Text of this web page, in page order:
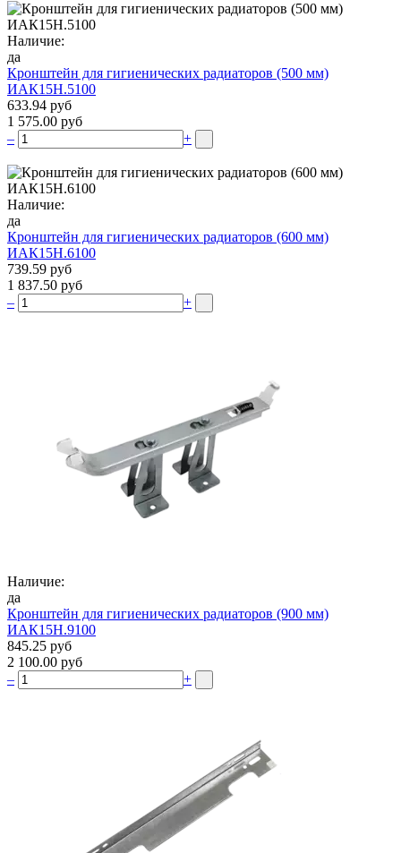
Наличие:
да
Кронштейн для гигиенических радиаторов (500 мм)
ИАК15Н.5100
633.94 руб
1 575.00 руб
–
+
Наличие:
да
Кронштейн для гигиенических радиаторов (600 мм)
ИАК15Н.6100
739.59 руб
1 837.50 руб
–
+
Наличие:
да
Кронштейн для гигиенических радиаторов (900 мм)
ИАК15Н.9100
845.25 руб
2 100.00 руб
–
+